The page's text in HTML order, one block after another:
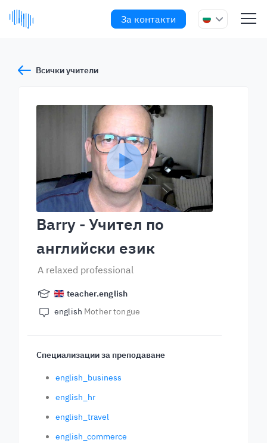
За контакти
Всички учители
Barry - Учител по
английски език
A relaxed professional
teacher.english
english Mother tongue
Специализации за преподаване
english_business
english_hr
english_travel
english_commerce